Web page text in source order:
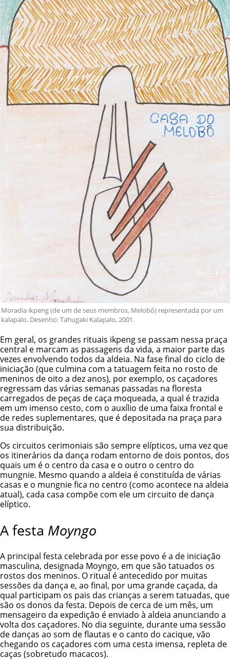
Moradia ikpeng (de um de seus membros, Melobô) representada por um
kalapalo. Desenho: Tahugaki Kalapalo, 2001.
Em geral, os grandes rituais ikpeng se passam nessa praça
central e marcam as passagens da vida, a maior parte das
vezes envolvendo todos da aldeia. Na fase final do ciclo de
iniciação (que culmina com a tatuagem feita no rosto de
meninos de oito a dez anos), por exemplo, os caçadores
regressam das várias semanas passadas na floresta
carregados de peças de caça moqueada, a qual é trazida
em um imenso cesto, com o auxílio de uma faixa frontal e
de redes suplementares, que é depositada na praça para
sua distribuição.
Os circuitos cerimoniais são sempre elípticos, uma vez que
os itinerários da dança rodam entorno de dois pontos, dos
quais um é o centro da casa e o outro o centro do
mungnie. Mesmo quando a aldeia é constituída de várias
casas e o mungnie fica no centro (como acontece na aldeia
atual), cada casa compõe com ele um circuito de dança
elíptico.
A festa Moyngo
A principal festa celebrada por esse povo é a de iniciação
masculina, designada Moyngo, em que são tatuados os
rostos dos meninos. O ritual é antecedido por muitas
sessões da dança e, ao final, por uma grande caçada, da
qual participam os pais das crianças a serem tatuadas, que
são os donos da festa. Depois de cerca de um mês, um
mensageiro da expedição é enviado à aldeia anunciando a
volta dos caçadores. No dia seguinte, durante uma sessão
de danças ao som de flautas e o canto do cacique, vão
chegando os caçadores com uma cesta imensa, repleta de
caças (sobretudo macacos).